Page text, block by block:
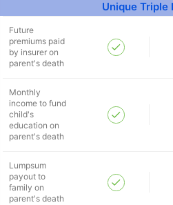
Unique Triple
Future
premiums paid
by insurer on
parent's death
Monthly
income to fund
child's
education on
parent's death
Lumpsum
payout to
family on
parent's death
Secure your